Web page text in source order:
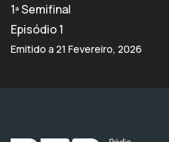
1ª Semifinal
Episódio 1
Emitido a 21 Fevereiro, 2026